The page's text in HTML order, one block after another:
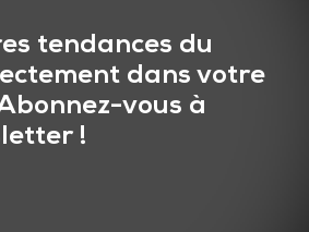
tendances du
dans votre
vous à
!